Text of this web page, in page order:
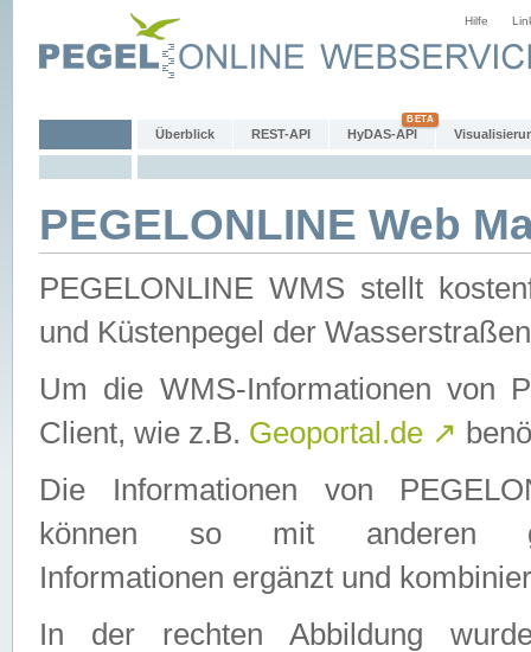
Hilfe
Überblick REST-API HyDAS-API
PEGELONLINE Web
PEGELONLINE WMS stellt
und Küstenpegel der
Um die WMS-Informationen von
Client, wie z.B. Geoportal.de ↗
Die Informationen von
können so mit anderen
Informationen ergänzt und
In der rechten Abbildung